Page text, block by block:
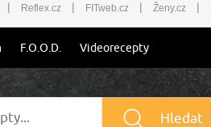
| Reflex.cz | FITweb.cz | Ženy.cz |
F.O.O.D. Videorecepty
Hledat